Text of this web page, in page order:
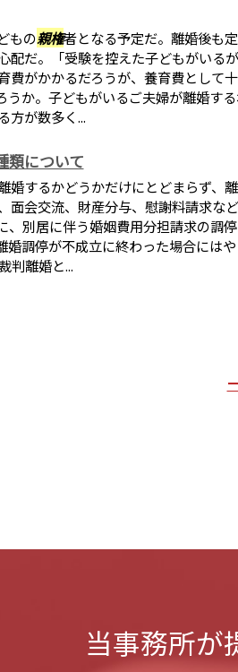
もの親権者となる予定だ。離婚後も
だ。「受験を控えた子どもがいるが
費がかかるだろうが、養育費として
うか。子どもがいるご夫婦が離婚す
方が数多く...
類について
婚するかどうかだけにとどまらず、
面会交流、財産分与、慰謝料請求な
、別居に伴う婚姻費用分担請求の調
調停が不成立に終わった場合にはや
判離婚と...
当事務所が